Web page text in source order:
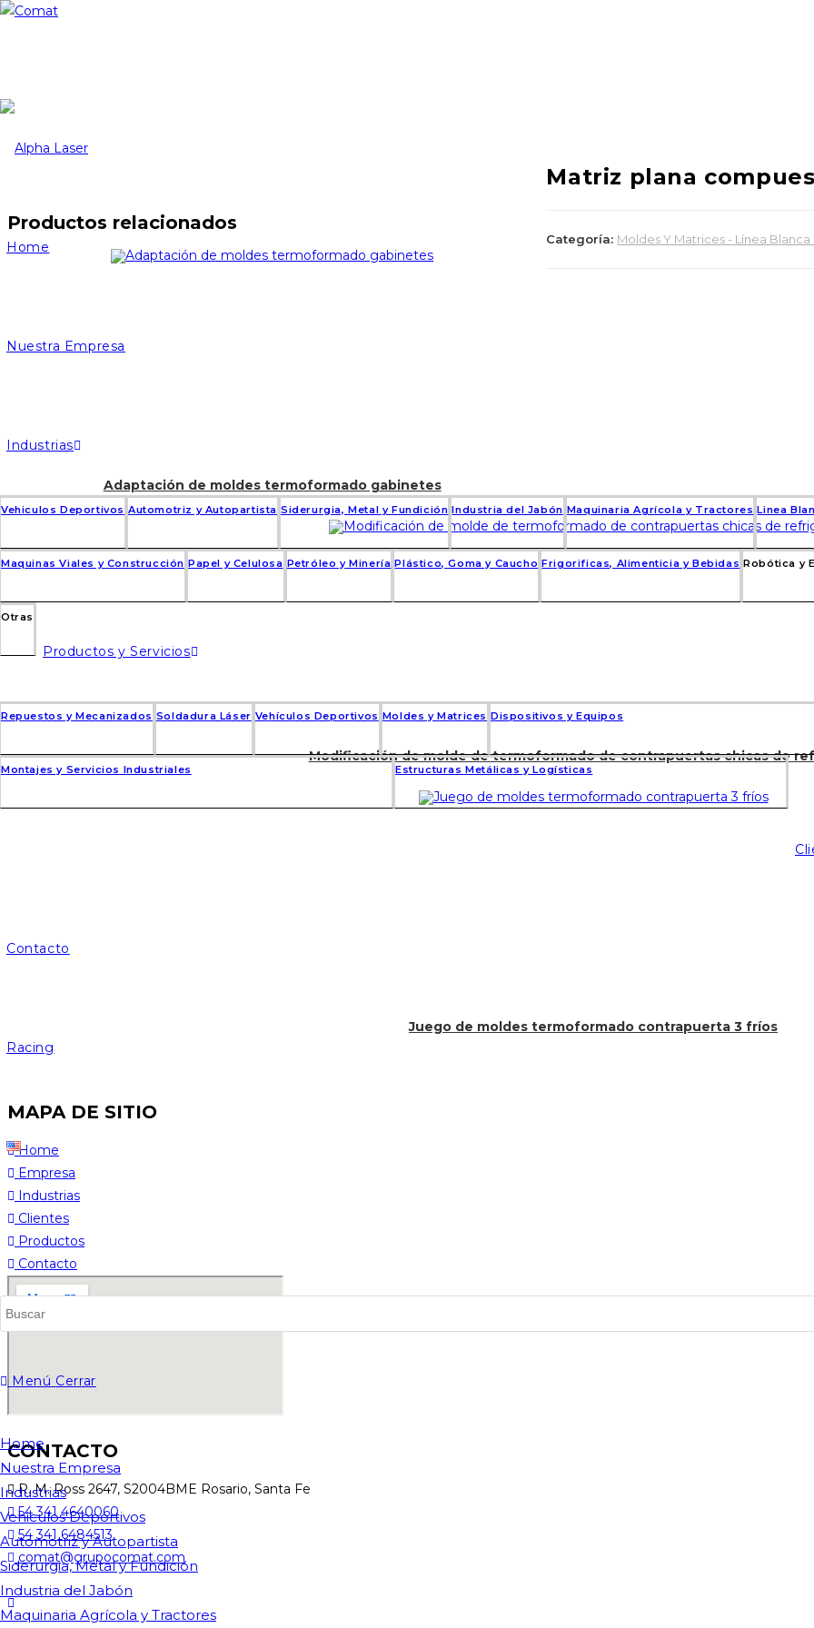
Ir
Home
Nuestra Empresa
Industrias
Vehiculos Deportivos Automotriz y Autopartista Siderurgia, Metal y Fundición Industria del Jabón Maquinaria Agrícola y Tractores Linea
Maquinas Viales y Construcción Papel y Celulosa Petróleo y Minería Plástico, Goma y Caucho Frigorificas, Alimenticia y Bebidas Robótica y
Otras
Productos y Servicios
Repuestos y Mecanizados Soldadura Láser Vehículos Deportivos Moldes y Matrices Dispositivos y Equipos
Montajes y Servicios Industriales Estructuras Metálicas y Logísticas
Contacto
Racing
Alternar
de
la
Menú Cerrar
Home
Nuestra Empresa
Industrias
Vehiculos Deportivos
Automotriz y Autopartista
Siderurgia, Metal y Fundición
Industria del Jabón
Maquinaria Agrícola y Tractores
Matriz plana
Categoría: Moldes Y Matrices - Línea
Productos relacionados
Adaptación de moldes termoformado gabinetes
Modificación de molde de termoformado de contrapuertas chicas de
Juego de moldes termoformado contrapuerta 3 fríos
MAPA DE SITIO
Home
Empresa
Industrias
Clientes
Productos
Contacto
CONTACTO
R. M. Ross 2647, S2004BME Rosario, Santa Fe
54 341 4640060
54 341 6484513
comat@grupocomat.com